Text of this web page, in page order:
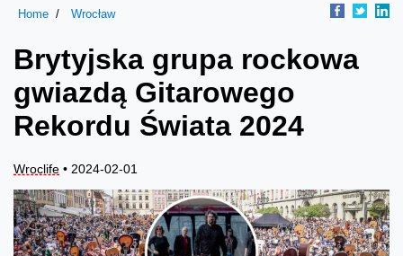
Home Wrocław
Brytyjska grupa rockowa
gwiazdą Gitarowego
Rekordu Świata 2024
Wroclife • 2024-02-01